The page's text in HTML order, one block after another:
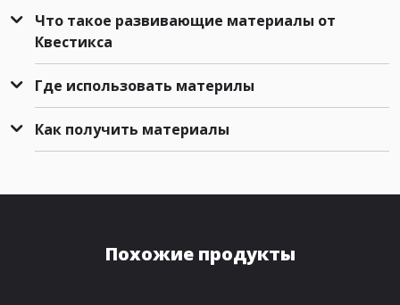
Что такое развивающие материалы от
Квестикса
Где использовать материлы
Как получить материалы
Похожие продукты